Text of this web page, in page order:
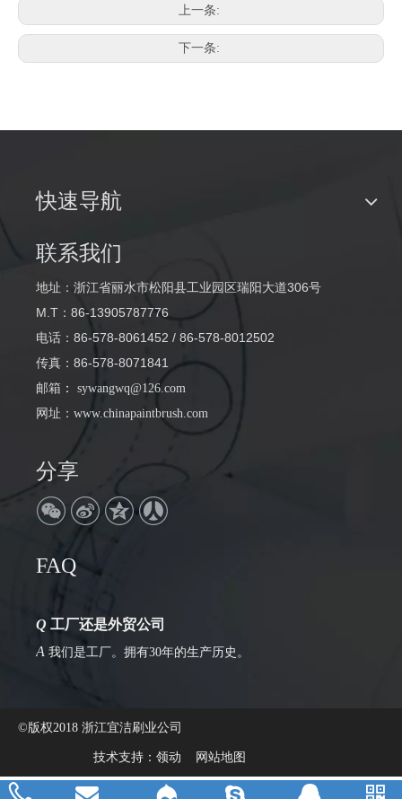
上一条:
下一条:
快速导航
联系我们
地址：浙江省丽水市松阳县工业园区瑞阳大道306号
M.T：86-13905787776
电话：86-578-8061452 / 86-578-8012502
传真：86-578-8071841
邮箱 ： sywangwq@126.com
网址： www.chinapaintbrush.com
分享
FAQ
A
浙江省丽水市松阳县瑞阳大道306号
Q 工厂还是外贸公司
A 我们是工厂。拥有30年的生产历史。
©版权2018 浙江宜洁刷业公司
技术支持： 领动 网站地图